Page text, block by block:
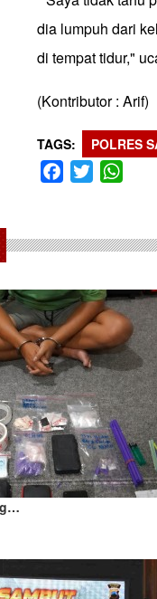
dia lumpuh dari
di tempat tidur,"
(Kontributor : Arif)
TAGS POLRES
Facebook
Twitter